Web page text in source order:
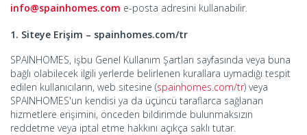
info@spainhomes.com e-posta adresini kullanabilir.
1. Siteye Erişim – spainhomes.com/tr
SPAINHOMES, işbu Genel Kullanım Şartları sayfasında veya buna
bağlı olabilecek ilgili yerlerde belirlenen kurallara uymadığı tespit
edilen kullanıcıların, web sitesine (spainhomes.com/tr) veya
SPAINHOMES'un kendisi ya da üçüncü taraflarca sağlanan
hizmetlere erişimini, önceden bildirimde bulunmaksızın
reddetme veya iptal etme hakkını açıkça saklı tutar.